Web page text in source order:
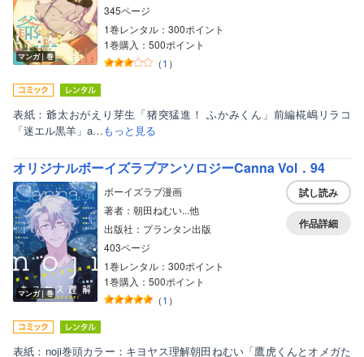
マンガ｜巻
345ページ
1巻レンタル：300ポイント
1巻購入：500ポイント
（1 ）
表紙：爺太おがえり芽生「猪突猛進！ ふかみくん」前編椛嶋リラコ
「迷エル黒羊」a…もっと見る
オリジナルボーイズラブアンソロジーCanna Vol．94
マンガ｜巻
ボーイズラブ漫画
著者：朝田ねむい...他
出版社：プランタン出版
403ページ
1巻レンタル：300ポイント
1巻購入：500ポイント
（1 ）
試し読み
作品詳細
表紙：noji巻頭カラー：キヨヤス理解朝田ねむい「鷹虎くんとオメガた
ボーイズラブ
ティーンズラブ
美女・美少女